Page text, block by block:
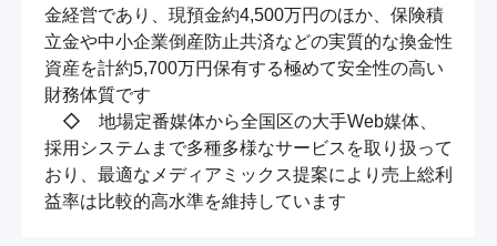
金経営であり、現預金約4,500万円のほか、保険積
立金や中小企業倒産防止共済などの実質的な換金性
資産を計約5,700万円保有する極めて安全性の高い
財務体質です
◇　地場定番媒体から全国区の大手Web媒体、
採用システムまで多種多様なサービスを取り扱って
おり、最適なメディアミックス提案により売上総利
益率は比較的高水準を維持しています